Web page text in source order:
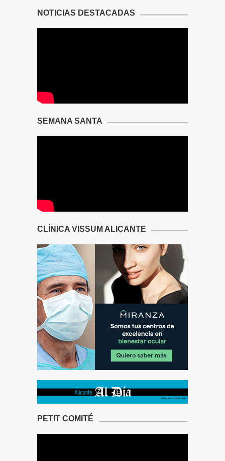
NOTICIAS DESTACADAS
SEMANA SANTA
CLÍNICA VISSUM ALICANTE
PETIT COMITÉ